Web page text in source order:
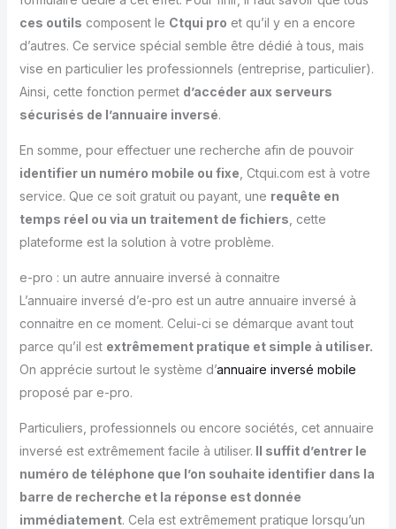
ces outils composent le Ctqui pro et qu’il y en a encore
d’autres. Ce service spécial semble être dédié à tous, mais
vise en particulier les professionnels (entreprise, particulier).
Ainsi, cette fonction permet d’accéder aux serveurs
sécurisés de l’annuaire inversé.
En somme, pour effectuer une recherche afin de pouvoir
identifier un numéro mobile ou fixe , Ctqui.com est à votre
service. Que ce soit gratuit ou payant, une requête en
temps réel ou via un traitement de fichiers , cette
plateforme est la solution à votre problème.
e-pro : un autre annuaire inversé à connaitre
L’annuaire inversé d’e-pro est un autre annuaire inversé à
connaitre en ce moment. Celui-ci se démarque avant tout
parce qu’il est extrêmement pratique et simple à utiliser.
On apprécie surtout le système d’annuaire inversé mobile
proposé par e-pro.
Particuliers, professionnels ou encore sociétés, cet annuaire
inversé est extrêmement facile à utiliser. Il suffit d’entrer le
numéro de téléphone que l’on souhaite identifier dans la
barre de recherche et la réponse est donnée
immédiatement. Cela est extrêmement pratique lorsqu’un